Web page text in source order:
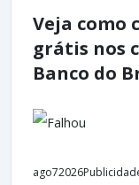
Veja como
grátis nos
Banco do